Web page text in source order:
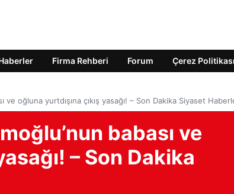
Firma Rehberi Forum Çerez Politikası
ve oğluna yurtdışına çıkış yasağı! – Son Dakika Siyaset
babası ve
– Son Dakika